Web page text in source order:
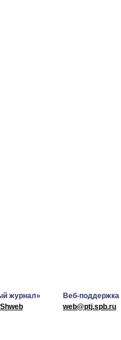
журнал»
Веб-поддержка
web@ptj.spb.ru